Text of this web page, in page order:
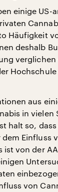
einige US-
Häufigkeit
deshalb
aus
in vielen
halt so,
Einfluss
ist von der
von